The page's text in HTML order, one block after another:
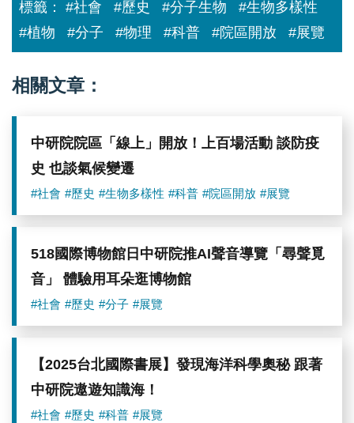
標籤： #社會 #歷史 #分子生物
#生物多樣性
#植物
#分子 #物理 #科普 #院區開放 #展覽
相關文章：
中研院院區「線上」開放！上百場活動 談防疫
史 也談氣候變遷
#社會 #歷史 #生物多樣性 #科普 #院區開放 #展覽
518國際博物館日中研院推AI聲音導覽「尋聲覓
音」 體驗用耳朵逛博物館
#社會 #歷史 #分子 #展覽
【2025台北國際書展】發現海洋科學奧秘 跟著
中研院遨遊知識海！
#社會 #歷史 #科普 #展覽